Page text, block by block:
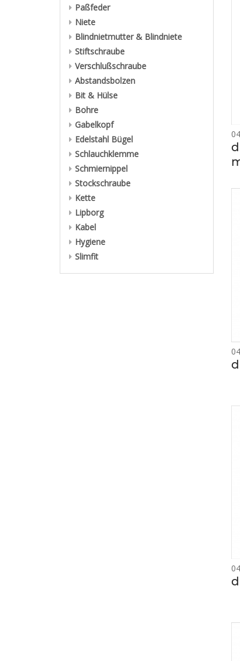
Paßfeder
Niete
Blindnietmutter & Blindniete
Stiftschraube
Verschlußschraube
Abstandsbolzen
Bit & Hülse
Bohre
Gabelkopf
Edelstahl Bügel
Schlauchklemme
Schmiernippel
Stockschraube
Kette
Lipborg
Kabel
Hygiene
Slimfit